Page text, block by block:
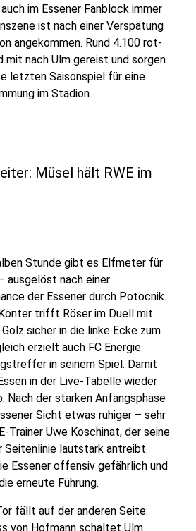
im Essener Fanblock immer
ist nach einer Verspätung
angekommen. Rund 4.100 rot-
mit nach Ulm gereist und sorgen
letzten Saisonspiel für eine
im Stadion.
Müsel hält RWE im
Stunde gibt es Elfmeter für
ausgelöst nach einer
der Essener durch Potocnik.
trifft Röser im Duell mit
sicher in die linke Ecke zum
erzielt auch FC Energie
in seinem Spiel. Damit
in der Live-Tabelle wieder
Nach der starken Anfangsphase
Sicht etwas ruhiger – sehr
Trainer Uwe Koschinat, der seine
Seitenlinie lautstark antreibt.
Essener offensiv gefährlich und
erneute Führung.
fällt auf der anderen Seite:
von Hofmann schaltet Ulm